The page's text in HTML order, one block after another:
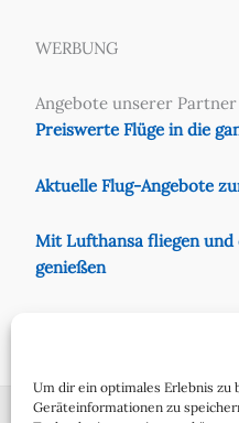
Um dir ein optimales Erlebnis zu
Geräteinformationen zu
WERBUNG
Angebote unserer Partner
Preiswerte Flüge in die
Aktuelle Flug-Angebote
Mit Lufthansa fliegen und
genießen